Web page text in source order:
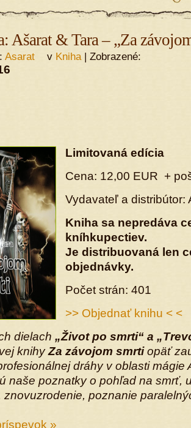
Ašarat & Tara – „Za
Asarat v Kniha| Zobrazené:
Limitovaná edícia
Cena: 12,00 EUR +
Vydavateľ a distribútor:
Kniha sa nepredáva
kníhkupectiev.
Je distribuovaná len
objednávky.
Počet strán: 401
>> Objednať knihu < <
dielach „Život po smrti“ a
knihyZa závojom smrtiopäť
dráhy v oblasti mágie
naše poznatky o pohľad na smrť,
znovuzrodenie, poznanie
»